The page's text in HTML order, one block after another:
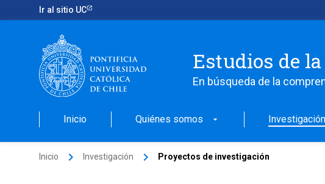
Ir al sitio UC
Estudios de
En búsqueda de la
Inicio Quiénes somos arrow_drop_down Investigación
Inicio keyboard_arrow_right Investigación keyboard_arrow_right Proyectos de investigación